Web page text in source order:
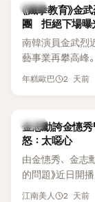
員身分出道，該
智英兩位女成員
過後來爆出長
李智惠言語辱罵
體解散後，李
藝圈。據悉，她
感情方面，李智
目，她經營的
受網友喜愛，再
韓星
《鐵拳教育》金
團 拒絕下場曝
南韓演員金武烈
藝事業再攀高峰
他當年差點不是
年糕歐巴 2 天前
韓星
金志勳誇金憓秀
怒：太噁心
由金憓秀、金志
的問題》近日開
節目，不料訪談
江南美人 2 天前